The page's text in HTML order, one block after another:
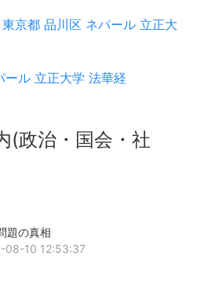
東京都 品川区 ネパール 立正大
ール 立正大学 法華経
(政治・国会・社
題の真相
08-10 12:53:37